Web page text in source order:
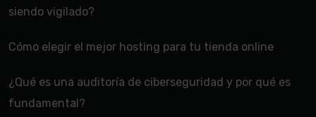
siendo vigilado?
Cómo elegir el mejor hosting para tu tienda online
¿Qué es una auditoría de ciberseguridad y por qué es
fundamental?